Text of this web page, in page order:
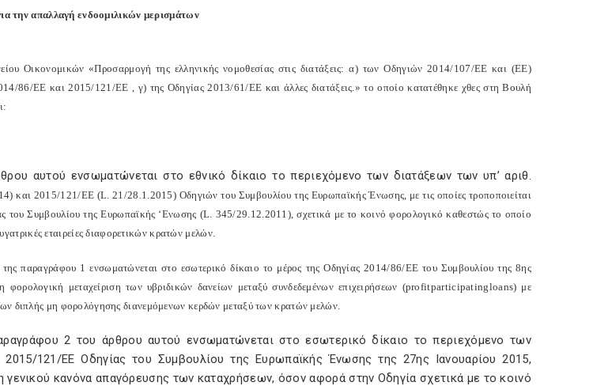
την απαλλαγή ενδοομιλικών μερισμάτων
Οικονομικών «Προσαρμογή της ελληνικής νομοθεσίας στις διατάξεις: α) των Οδηγιών 2014/107/ΕΕ και (EE)
86/ΕΕ και 2015/121/ΕΕ , γ) της Οδηγίας 2013/61/ΕΕ και άλλες διατάξεις.» το οποίο κατατέθηκε χθες στη Βουλή
αυτού ενσωματώνεται στο εθνικό δίκαιο το περιεχόμενο των διατάξεων των υπ’ αριθ.
και 2015/121/ΕΕ (L. 21/28.1.2015) Οδηγιών του Συμβουλίου της Ευρωπαϊκής Ένωσης, με τις οποίες τροποποιείται
του Συμβουλίου της Ευρωπαϊκής ‘Ενωσης (L. 345/29.12.2011), σχετικά με το κοινό φορολογικό καθεστώς το οποίο
εταιρείες διαφορετικών κρατών μελών.
της παραγράφου 1 ενσωματώνεται στο εσωτερικό δίκαιο το μέρος της Οδηγίας 2014/86/ΕΕ του Συμβουλίου της 8ης
μεταχείριση των υβριδικών δανείων μεταξύ συνδεδεμένων επιχειρήσεων (profitparticipatingloans) με
διπλής μη φορολόγησης διανεμόμενων κερδών μεταξύ των κρατών μελών.
2 του άρθρου αυτού ενσωματώνεται στο εσωτερικό δίκαιο το περιεχόμενο των
2015/121/ΕΕ Οδηγίας του Συμβουλίου της Ευρωπαϊκής Ένωσης της 27ης Ιανουαρίου 2015,
γενικού κανόνα απαγόρευσης των καταχρήσεων, όσον αφορά στην Οδηγία σχετικά με το κοινό